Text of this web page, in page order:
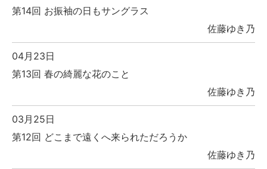
第14回 お振袖の日もサングラス
佐藤ゆき乃
04月23日
第13回 春の綺麗な花のこと
佐藤ゆき乃
03月25日
第12回 どこまで遠くへ来られただろうか
佐藤ゆき乃